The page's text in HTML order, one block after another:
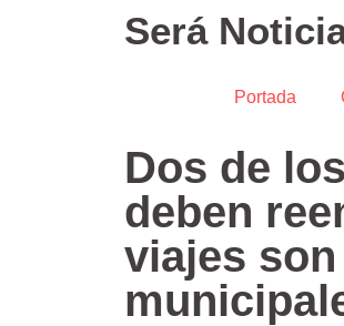
Será
Portada
Dos de
deben
viajes